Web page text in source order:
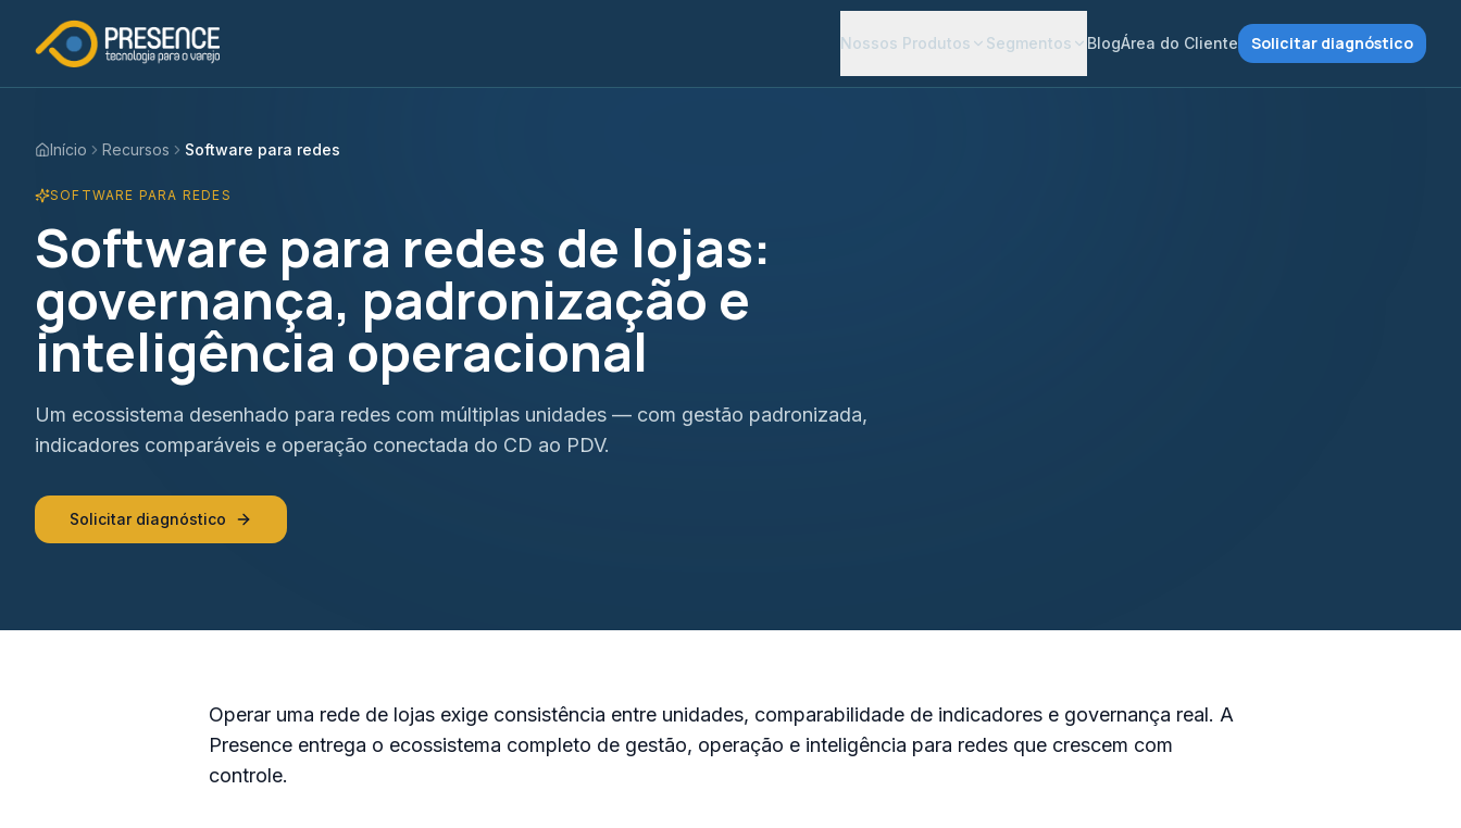
Nossos Produtos Segmentos BlogÁrea do Cliente Solicitar diagnóstico
Início Recursos Software para redes
SOFTWARE PARA REDES
Software para redes de lojas:
governança, padronização e
inteligência operacional
Um ecossistema desenhado para redes com múltiplas unidades — com gestão padronizada,
indicadores comparáveis e operação conectada do CD ao PDV.
Solicitar diagnóstico
Operar uma rede de lojas exige consistência entre unidades, comparabilidade de indicadores e governança real. A
Presence entrega o ecossistema completo de gestão, operação e inteligência para redes que crescem com
controle.